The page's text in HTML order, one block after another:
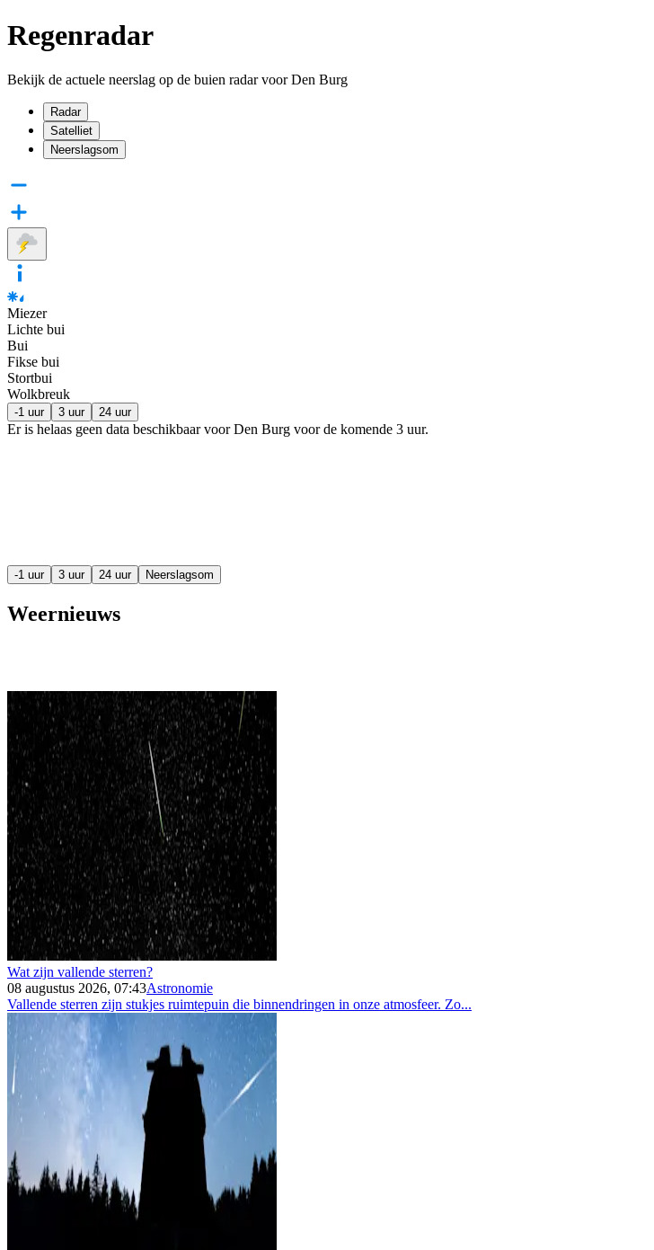
Regenradar
Bekijk de actuele neerslag op de buien radar voor Den Burg
Radar
Satelliet
Neerslagsom
Miezer
Lichte bui
Bui
Fikse bui
Stortbui
Wolkbreuk
-1 uur 3 uur 24 uur
Er is helaas geen data beschikbaar voor Den Burg voor de komende 3 uur.
-1 uur 3 uur 24 uur Neerslagsom
Weernieuws
Wat zijn vallende sterren?
08 augustus 2026, 07:43Astronomie
Vallende sterren zijn stukjes ruimtepuin die binnendringen in onze atmosfeer. Zo...